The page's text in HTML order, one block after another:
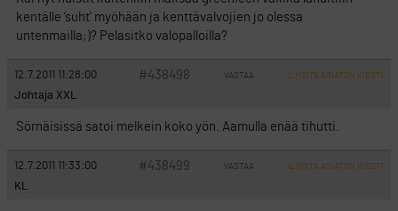
kentälle ’suht’ myöhään ja kenttävalvojien jo olessa
untenmailla;)? Pelasitko valopalloilla?
12.7.2011 11:28:00 #438498 VASTAA ILMOITA ASIATON VIESTI
Johtaja XXL
Sörnäisissä satoi melkein koko yön. Aamulla enää tihutti.
12.7.2011 11:33:00 #438499 VASTAA ILMOITA ASIATON VIESTI
KL